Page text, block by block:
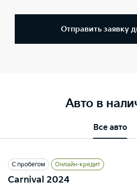
Отправить заявку
Авто в
Все авто
С пробегом Онлайн-кредит
Carnival 2024